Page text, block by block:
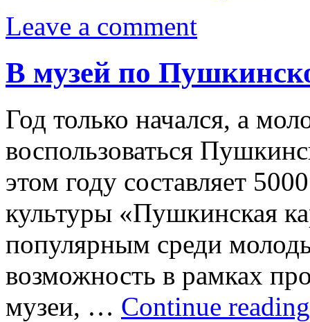
Leave a comment
В музей по
Год только начался, а
воспользоваться
этом году составляет
культуры «Пушкинская
популярным среди
возможность в рамках
музеи, … Continue